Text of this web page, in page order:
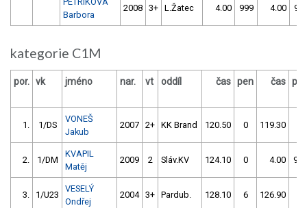
Barbora
2008 3+ L.Žatec 4.00 999 4.00
kategorie C1M
por. vk jméno nar. vt oddíl čas pen čas
1. 1/DS
VONEŠ
Jakub
2007 2+ KK Brand 120.50 0 119.30
2. 1/DM
KVAPIL
Matěj
2009 2 Sláv.KV 124.10 0 4.00 999
3. 1/U23
VESELÝ
Ondřej
2004 3+ Pardub. 128.10 6 126.90